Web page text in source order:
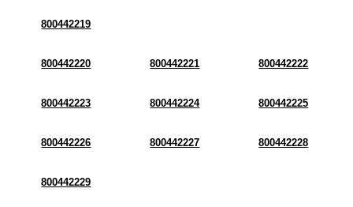
800442219
800442220 800442221 800442222
800442223 800442224 800442225
800442226 800442227 800442228
800442229